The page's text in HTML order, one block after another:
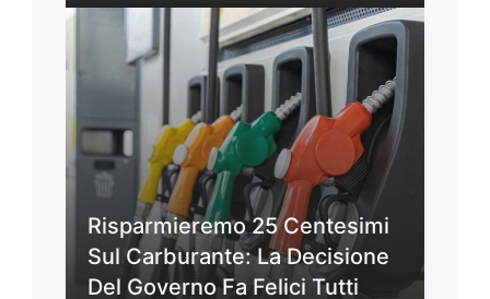
Risparmieremo 25 Centesimi
Sul Carburante: La Decisione
Del Governo Fa Felici Tutti